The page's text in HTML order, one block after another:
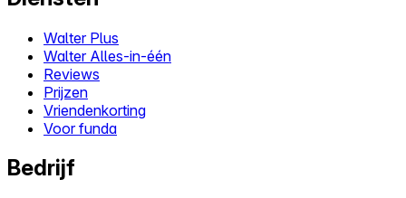
Walter Plus
Walter Alles-in-één
Reviews
Prijzen
Vriendenkorting
Voor funda
Bedrijf